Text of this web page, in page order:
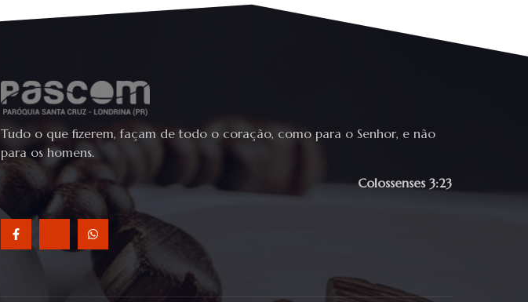
Tudo o que fizerem, façam de todo o coração, como para o Senhor, e não
para os homens.
Colossenses 3:23